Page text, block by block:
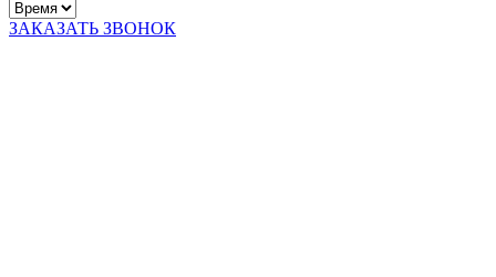
ЗАКАЗАТЬ ЗВОНОК